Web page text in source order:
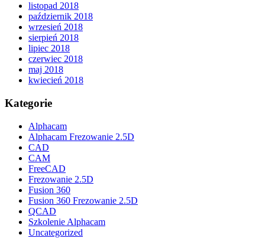
listopad 2018
październik 2018
wrzesień 2018
sierpień 2018
lipiec 2018
czerwiec 2018
maj 2018
kwiecień 2018
Kategorie
Alphacam
Alphacam Frezowanie 2.5D
CAD
CAM
FreeCAD
Frezowanie 2.5D
Fusion 360
Fusion 360 Frezowanie 2.5D
QCAD
Szkolenie Alphacam
Uncategorized